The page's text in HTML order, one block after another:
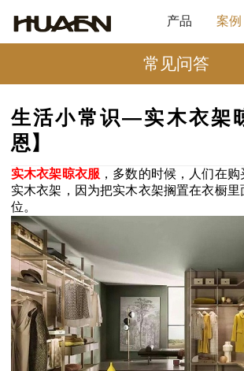
产品 案例
常见问答
生活小常识—实木衣架
恩】
实木衣架晾衣服 ，多数的时候，人们在
实木衣架，因为把实木衣架搁置在衣橱里
位。